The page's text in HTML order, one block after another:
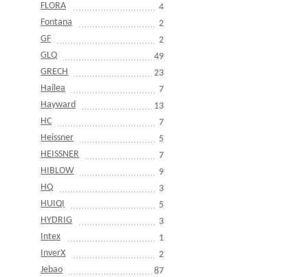
FLORA
4
Fontana
2
GF
2
GLQ
49
GRECH
23
Hailea
7
Hayward
13
HC
7
Heissner
5
HEISSNER
7
HIBLOW
9
HQ
3
HUIQI
5
HYDRIG
3
Intex
1
InverX
2
Jebao
87